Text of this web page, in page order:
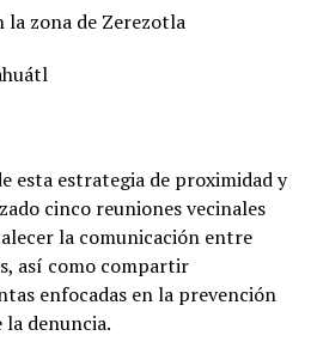
la zona de Zerezotla
esta estrategia de proximidad y
cinco reuniones vecinales
la comunicación entre
así como compartir
enfocadas en la prevención
denuncia.